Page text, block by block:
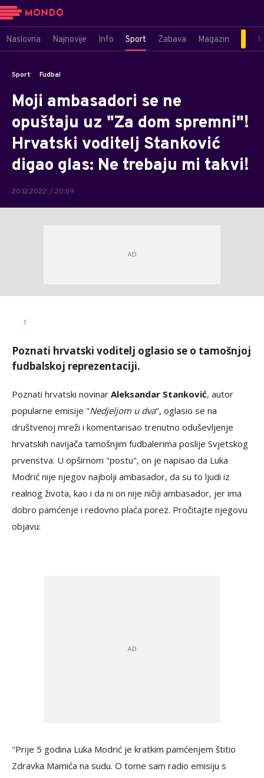
Naslovna Najnovije Info Sport Zabava Magazin
Sport Fudbal
Moji ambasadori se ne
opuštaju uz "Za dom spremni"!
Hrvatski voditelj Stanković
digao glas: Ne trebaju mi takvi!
20.12.2022. / 20:59
AUTOR
1
Poznati hrvatski voditelj oglasio se o tamošnjoj
fudbalskoj reprezentaciji.
Poznati hrvatski novinar Aleksandar Stanković, autor
popularne emisije "Nedjeljom u dva", oglasio se na
društvenoj mreži i komentarisao trenutno oduševljenje
hrvatskih navijača tamošnjim fudbalerima poslije Svjetskog
prvenstva. U opširnom "postu", on je napisao da Luka
Modrić nije njegov najbolji ambasador, da su to ljudi iz
realnog života, kao i da ni on nije ničiji ambasador, jer ima
dobro pamćenje i redovno plaća porez. Pročitajte njegovu
objavu:
"Prije 5 godina Luka Modrić je kratkim pamćenjem štitio
Zdravka Mamića na sudu. O tome sam radio emisiju s